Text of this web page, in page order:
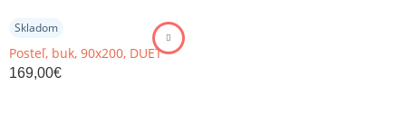
Skladom
Posteľ, buk, 90x200, DUET
169,00€